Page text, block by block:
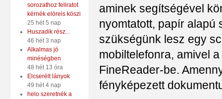
sorozathoz feliratot
kérnék elöreis köszi
25 hét 5 nap
Huszadik rész...
46 hét 3 nap
Alkalmas jó
minéségben
48 hét 13 óra
Elcserélt lányok
49 hét 4 nap
helo szeretnék a
aminek segítségével
nyomtatott, papír alapú
szükségünk lesz egy
mobiltelefonra, amivel
FineReader-be.
fényképezett